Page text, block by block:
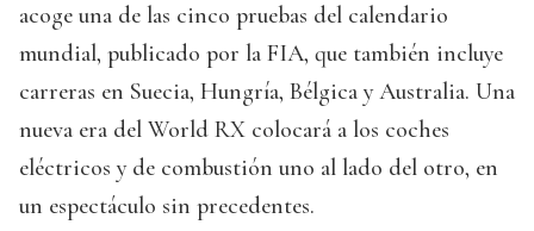
acoge una de las cinco pruebas del calendario
mundial, publicado por la FIA, que también incluye
carreras en Suecia, Hungría, Bélgica y Australia. Una
nueva era del World RX colocará a los coches
eléctricos y de combustión uno al lado del otro, en
un espectáculo sin precedentes.